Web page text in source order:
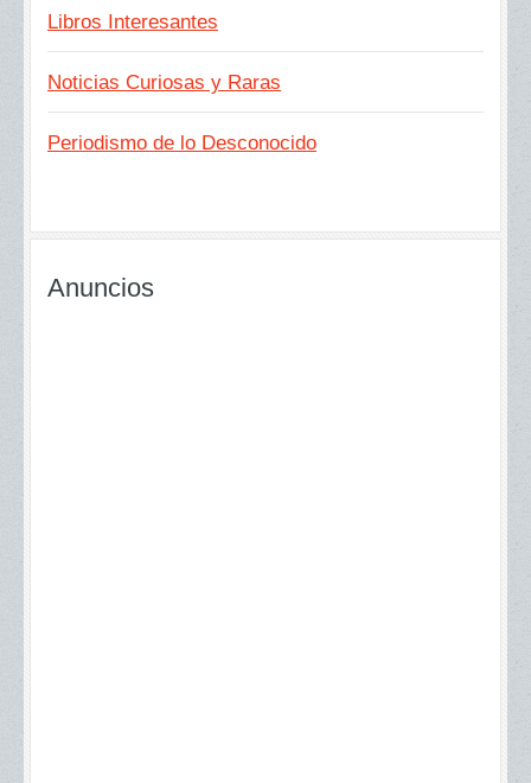
Libros Interesantes
Noticias Curiosas y Raras
Periodismo de lo Desconocido
Anuncios